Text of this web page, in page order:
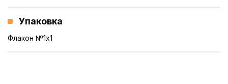
Упаковка
Флакон №1x1